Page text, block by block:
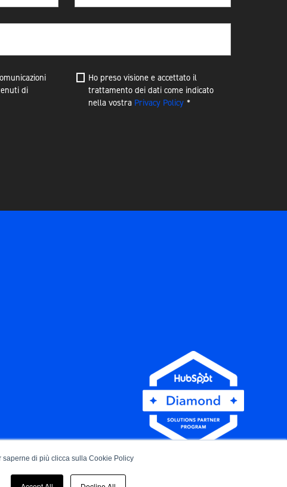
saperne di più clicca sulla Cookie Policy
di
Ho preso visione e accettato il
trattamento dei dati come indicato
nella vostra Privacy Policy *